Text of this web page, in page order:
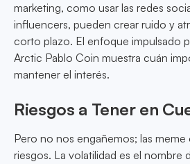
marketing, como usar las redes
influencers, pueden crear ruido y
corto plazo. El enfoque impulsado
Arctic Pablo Coin muestra cuán
mantener el interés.
Riesgos a Tener en
Pero no nos engañemos; las
riesgos. La volatilidad es el nombre